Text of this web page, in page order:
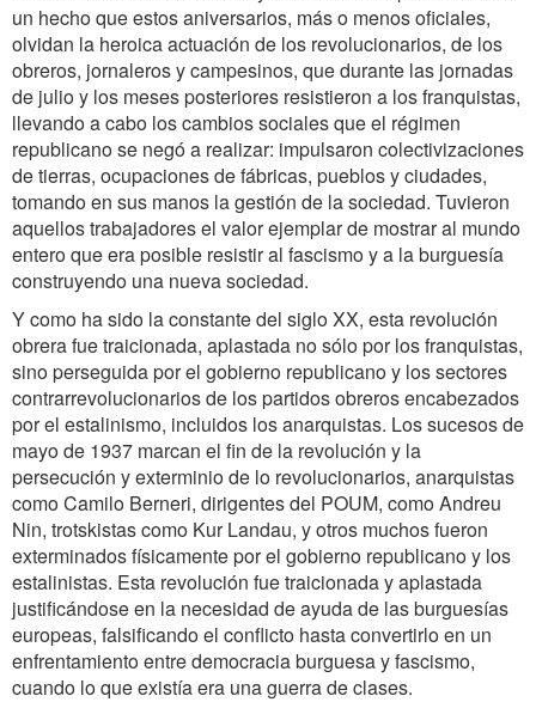
un hecho que estos aniversarios, más o menos oficiales,
olvidan la heroica actuación de los revolucionarios, de los
obreros, jornaleros y campesinos, que durante las jornadas
de julio y los meses posteriores resistieron a los franquistas,
llevando a cabo los cambios sociales que el régimen
republicano se negó a realizar: impulsaron colectivizaciones
de tierras, ocupaciones de fábricas, pueblos y ciudades,
tomando en sus manos la gestión de la sociedad. Tuvieron
aquellos trabajadores el valor ejemplar de mostrar al mundo
entero que era posible resistir al fascismo y a la burguesía
construyendo una nueva sociedad.
Y como ha sido la constante del siglo XX, esta revolución
obrera fue traicionada, aplastada no sólo por los franquistas,
sino perseguida por el gobierno republicano y los sectores
contrarrevolucionarios de los partidos obreros encabezados
por el estalinismo, incluidos los anarquistas. Los sucesos de
mayo de 1937 marcan el fin de la revolución y la
persecución y exterminio de lo revolucionarios, anarquistas
como Camilo Berneri, dirigentes del POUM, como Andreu
Nin, trotskistas como Kur Landau, y otros muchos fueron
exterminados físicamente por el gobierno republicano y los
estalinistas. Esta revolución fue traicionada y aplastada
justificándose en la necesidad de ayuda de las burguesías
europeas, falsificando el conflicto hasta convertirlo en un
enfrentamiento entre democracia burguesa y fascismo,
cuando lo que existía era una guerra de clases.